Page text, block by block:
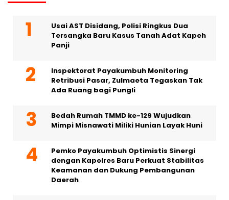
Usai AST Disidang, Polisi Ringkus Dua
Tersangka Baru Kasus Tanah Adat Kapeh
Panji
Inspektorat Payakumbuh Monitoring
Retribusi Pasar, Zulmaeta Tegaskan Tak
Ada Ruang bagi Pungli
Bedah Rumah TMMD ke-129 Wujudkan
Mimpi Misnawati Miliki Hunian Layak Huni
Pemko Payakumbuh Optimistis Sinergi
dengan Kapolres Baru Perkuat Stabilitas
Keamanan dan Dukung Pembangunan
Daerah